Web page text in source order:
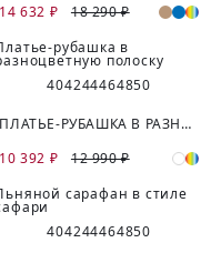
14 632 ₽
18 290 ₽
404244464850
ПЛАТЬЕ-РУБАШКА В РАЗНОЦВЕТНУЮ ПОЛОСКУ
10 392 ₽
12 990 ₽
404244464850